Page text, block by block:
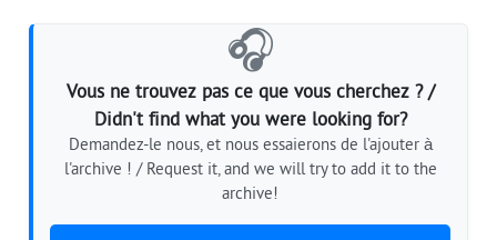
🎧
Vous ne trouvez pas ce que vous cherchez ? /
Didn't find what you were looking for?
Demandez-le nous, et nous essaierons de l'ajouter à
l'archive ! / Request it, and we will try to add it to the
archive!